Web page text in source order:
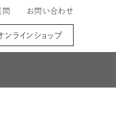
問 お問い合わせ
ンラインショップ